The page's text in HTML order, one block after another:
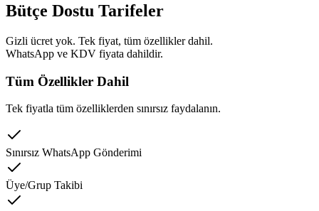
Bütçe Dostu Tarifeler
Gizli ücret yok. Tek fiyat, tüm özellikler dahil.
WhatsApp ve KDV fiyata dahildir.
Tüm Özellikler Dahil
Tek fiyatla tüm özelliklerden sınırsız faydalanın.
Sınırsız WhatsApp Gönderimi
Üye/Grup Takibi